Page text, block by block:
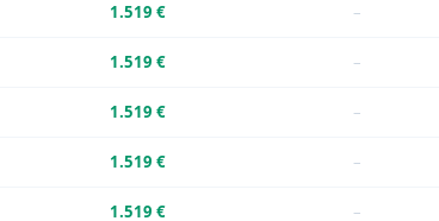
1.519 € –
1.519 € –
1.519 € –
1.519 € –
1.519 € –